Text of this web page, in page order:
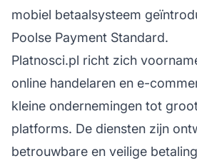
mobiel betaalsysteem
Poolse Payment Standard.
Platnosci.pl richt zich
online handelaren en e-
kleine ondernemingen tot
platforms. De diensten zijn
betrouwbare en veilige